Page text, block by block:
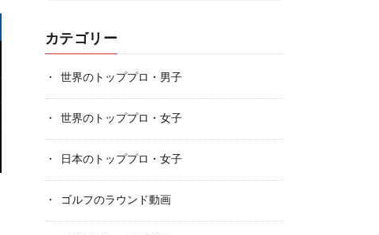
カテゴリー
世界のトッププロ・男子
世界のトッププロ・女子
日本のトッププロ・女子
ゴルフのラウンド動画